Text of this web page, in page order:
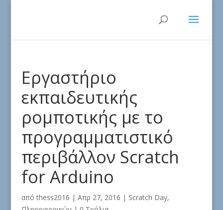
Εργαστήριο
εκπαιδευτικής
ρομποτικής με το
προγραμματιστικό
περιβάλλον Scratch
for Arduino
απόthess2016 | Απρ 27, 2016 | Scratch Day,